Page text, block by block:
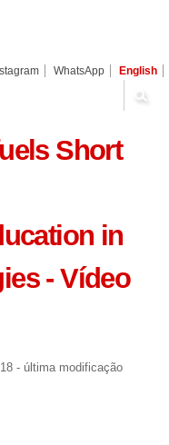
WhatsApp English
Short
in
- Vídeo
- última modificação